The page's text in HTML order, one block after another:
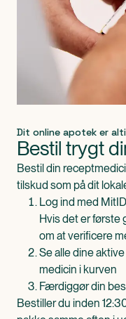
Dit online apotek er
Bestil trygt
Bestil din
tilskud som på dit
Log ind med
Hvis det er første
om at verificere
Se alle dine
medicin i kurven
Færdiggør din
Bestiller du inden